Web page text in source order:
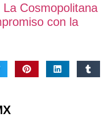
La Cosmopolitana
con la